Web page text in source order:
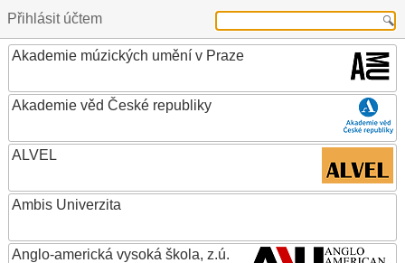
Přihlásit účtem
Akademie múzických umění v Praze
Akademie věd České republiky
ALVEL
Ambis Univerzita
Anglo-americká vysoká škola, z.ú.